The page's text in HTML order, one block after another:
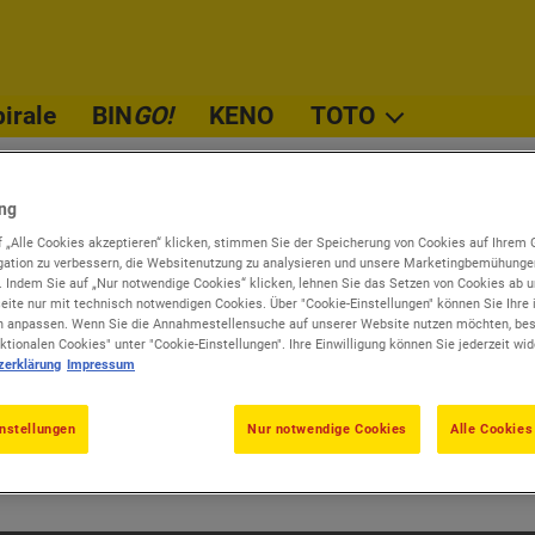
BIN KENO TOTO
TOTO 13er Ergebniswette
ABO
Sie selbst Ihr ABO unter der Rubrik "Meine ABOs" kündigen
unter Kategorie "ABO" und beschreiben Sie, welches ABO
Login zu Meine ABOs
„Alle Cookies akzeptieren“ klicken, stimmen Sie der Speicherung von Cookies auf Ihrem
zu verbessern, die Websitenutzung zu analysieren und unsere
Sie auf „Nur notwendige Cookies“ klicken, lehnen Sie das Setzen von Cookies ab
nur mit technisch notwendigen Cookies. Über "Cookie-Einstellungen" können Sie Ihre
anpassen. Wenn Sie die Annahmestellensuche auf unserer Website nutzen möchten,
Cookies" unter "Cookie-Einstellungen". Ihre Einwilligung können Sie jederzeit
Impressum
Nur notwendige Cookies Alle